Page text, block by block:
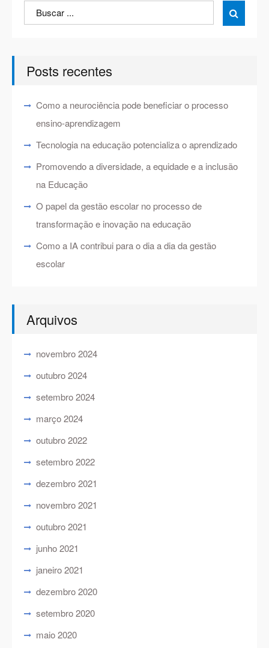
Search
for:

Posts recentes
Como a neurociência pode beneficiar o processo
ensino-aprendizagem
Tecnologia na educação potencializa o aprendizado
Promovendo a diversidade, a equidade e a inclusão
na Educação
O papel da gestão escolar no processo de
transformação e inovação na educação
Como a IA contribui para o dia a dia da gestão
escolar
Arquivos
novembro 2024
outubro 2024
setembro 2024
março 2024
outubro 2022
setembro 2022
dezembro 2021
novembro 2021
outubro 2021
junho 2021
janeiro 2021
dezembro 2020
setembro 2020
maio 2020